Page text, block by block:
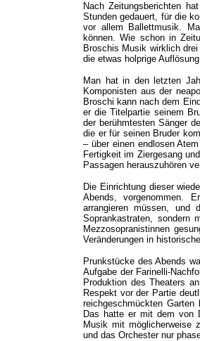
Nach Zeitungsberichten
Stunden gedauert, für die
vor allem Ballettmusik.
können. Wie schon in
Broschis Musik wirklich
die etwas holprige
Man hat in den letzten
Komponisten aus der
Broschi kann nach dem
er die Titelpartie seinem
der berühmtesten Sänger
die er für seinen Bruder
– über einen endlosen
Fertigkeit im Ziergesang
Passagen herauszuhören
Die Einrichtung dieser
Abends, vorgenommen.
arrangieren müssen, und
Soprankastraten, sondern
Mezzosopranistinnen
Veränderungen in
Prunkstücke des Abends
Aufgabe der Farinelli-
Produktion des Theaters
Respekt vor der Partie
reichgeschmückten
Das hatte er mit dem von
Musik mit möglicherweise
und das Orchester nur